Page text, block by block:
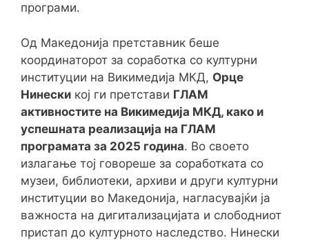
програми.
Од Македонија претставник беше
координаторот за соработка со културни
институции на Викимедија МКД, Орце
Нинески кој ги претстави ГЛАМ
активностите на Викимедија МКД, како и
успешната реализација на ГЛАМ
програмата за 2025 година. Во своето
излагање тој говореше за соработката со
музеи, библиотеки, архиви и други културни
институции во Македонија, нагласувајќи ја
важноста на дигитализацијата и слободниот
пристап до културното наследство. Нинески